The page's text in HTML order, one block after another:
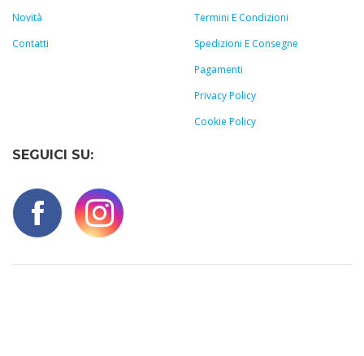
Novità
Contatti
Termini E Condizioni
Spedizioni E Consegne
Pagamenti
Privacy Policy
Cookie Policy
SEGUICI SU: